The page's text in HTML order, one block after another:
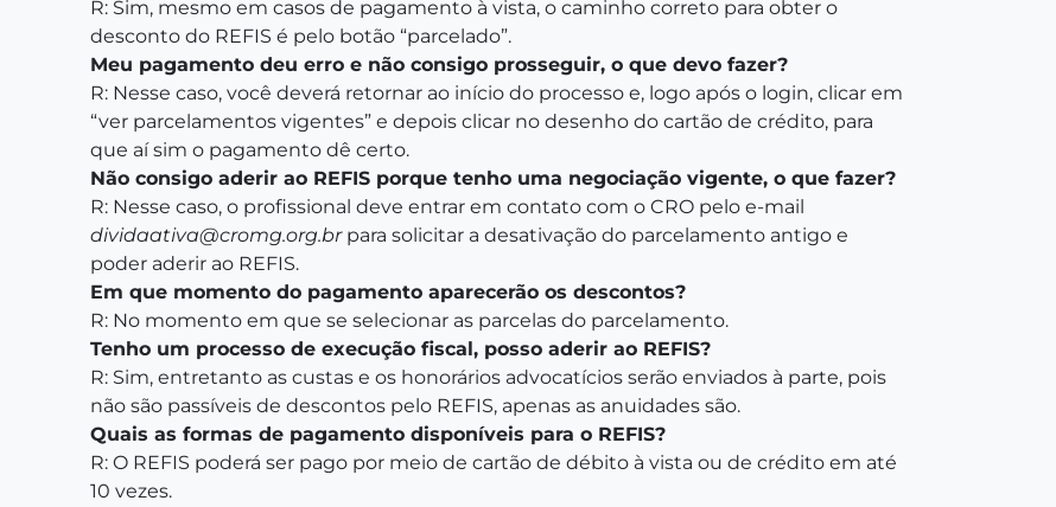
R: Sim, mesmo em casos de pagamento à vista, o caminho correto para obter o
desconto do REFIS é pelo botão “parcelado”.
Meu pagamento deu erro e não consigo prosseguir, o que devo fazer?
R: Nesse caso, você deverá retornar ao início do processo e, logo após o login, clicar em
“ver parcelamentos vigentes” e depois clicar no desenho do cartão de crédito, para
que aí sim o pagamento dê certo.
Não consigo aderir ao REFIS porque tenho uma negociação vigente, o que fazer?
R: Nesse caso, o profissional deve entrar em contato com o CRO pelo e-mail
dividaativa@cromg.org.brpara solicitar a desativação do parcelamento antigo e
poder aderir ao REFIS.
Em que momento do pagamento aparecerão os descontos?
R: No momento em que se selecionar as parcelas do parcelamento.
Tenho um processo de execução fiscal, posso aderir ao REFIS?
R: Sim, entretanto as custas e os honorários advocatícios serão enviados à parte, pois
não são passíveis de descontos pelo REFIS, apenas as anuidades são.
Quais as formas de pagamento disponíveis para o REFIS?
R: O REFIS poderá ser pago por meio de cartão de débito à vista ou de crédito em até
10 vezes.